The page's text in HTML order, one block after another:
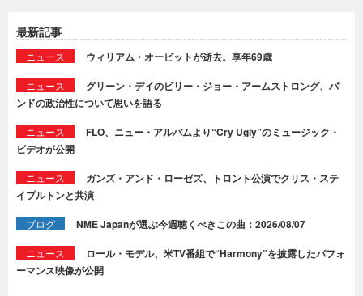
最新記事
ニュース ウィリアム・オービットが逝去。享年69歳
ニュース
グリーン・デイのビリー・ジョー・アームストロング、バ
ンドの政治性について思いを語る
ニュース
FLO、ニュー・アルバムより“Cry Ugly”のミュージック・
ビデオが公開
ニュース
ガンズ・アンド・ローゼズ、トロント公演でクリス・ステ
イプルトンと共演
ブログ NME Japanが選ぶ今週聴くべきこの曲：2026/08/07
ニュース
ロール・モデル、米TV番組で“Harmony”を披露したパフォ
ーマンス映像が公開